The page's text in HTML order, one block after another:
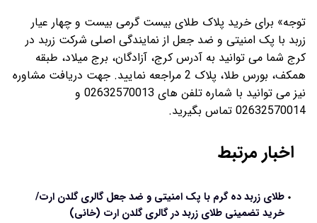
توجه» برای خرید پلاک طلای بیست گرمی بیست و چهار عیار
زربد با پک امنیتی و ضد جعل از نمایندگی اصلی شرکت زربد در
کرج شما می توانید به آدرس کرج، آزادگان، برج میلاد، طبقه
همکف، بورس طلا، پلاک 2 مراجعه نمایید. جهت دریافت مشاوره
نیز می توانید با شماره تلفن های 02632570013 و
02632570014 تماس بگیرید.
اخبار مرتبط
طلای زربد ده گرم با پک امنیتی و ضد جعل گالری گلدن ارت/
خرید تضمینی طلای زربد در گالری گلدن ارت (خانی)